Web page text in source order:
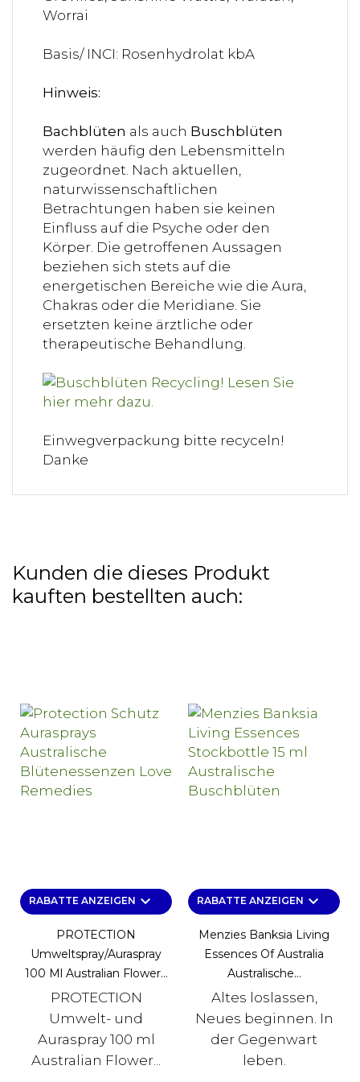
Worrai
Basis/ INCI: Rosenhydrolat kbA
Hinweis:
Bachblüten als auch Buschblüten
werden häufig den Lebensmitteln
zugeordnet. Nach aktuellen,
naturwissenschaftlichen
Betrachtungen haben sie keinen
Einfluss auf die Psyche oder den
Körper. Die getroffenen Aussagen
beziehen sich stets auf die
energetischen Bereiche wie die Aura,
Chakras oder die Meridiane. Sie
ersetzten keine ärztliche oder
therapeutische Behandlung.
Einwegverpackung bitte recyceln!
Danke
Kunden die dieses Produkt
kauften bestellten auch:
RABATTE ANZEIGEN keyboard_arrow_down
PROTECTION
Umweltspray/Auraspray
100 Ml Australian Flower...
PROTECTION
Umwelt- und
Auraspray 100 ml
Australian Flower...
RABATTE ANZEIGEN keyboard_arrow_down
Menzies Banksia Living
Essences Of Australia
Australische...
Altes loslassen,
Neues beginnen. In
der Gegenwart
leben.